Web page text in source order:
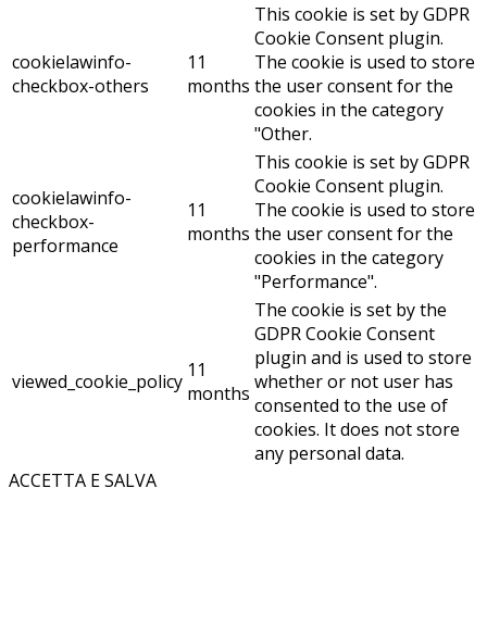
cookielawinfo-
checkbox-others
11
months
This cookie is set by GDPR
Cookie Consent plugin.
The cookie is used to store
the user consent for the
cookies in the category
"Other.
cookielawinfo-
checkbox-
performance
11
months
This cookie is set by GDPR
Cookie Consent plugin.
The cookie is used to store
the user consent for the
cookies in the category
"Performance".
viewed_cookie_policy 11
months
The cookie is set by the
GDPR Cookie Consent
plugin and is used to store
whether or not user has
consented to the use of
cookies. It does not store
any personal data.
ACCETTA E SALVA